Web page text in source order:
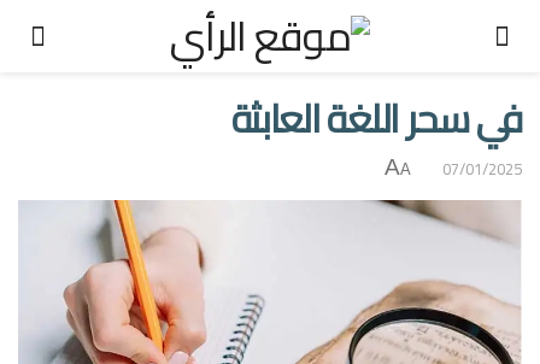
في سحر اللغة العابثة
07/01/2025
A
A